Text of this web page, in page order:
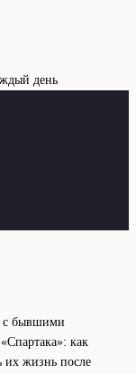
день
с бывшими
как
их жизнь после